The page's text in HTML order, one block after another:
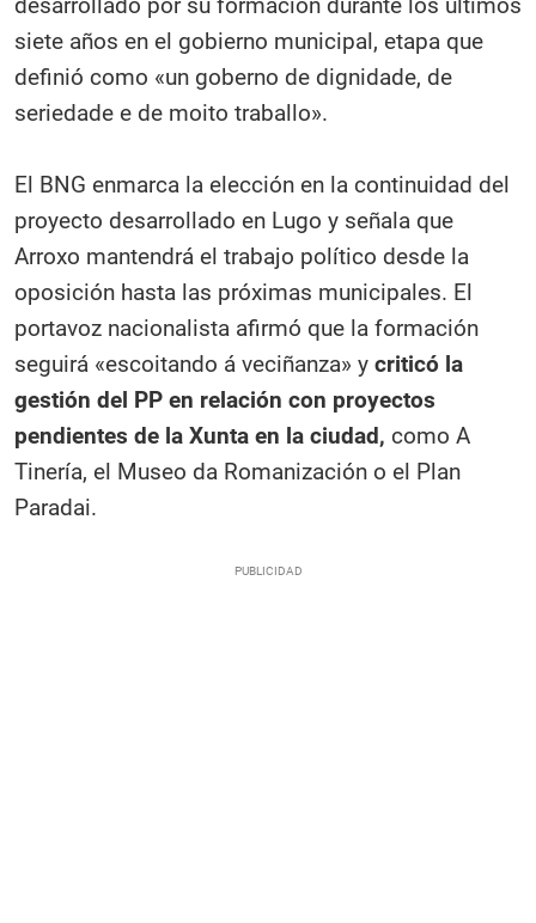
desarrollado por su formación durante los últimos
siete años en el gobierno municipal, etapa que
definió como «un goberno de dignidade, de
seriedade e de moito traballo».
El BNG enmarca la elección en la continuidad del
proyecto desarrollado en Lugo y señala que
Arroxo mantendrá el trabajo político desde la
oposición hasta las próximas municipales. El
portavoz nacionalista afirmó que la formación
seguirá «escoitando á veciñanza» y criticó la
gestión del PP en relación con proyectos
pendientes de la Xunta en la ciudad, como A
Tinería, el Museo da Romanización o el Plan
Paradai.